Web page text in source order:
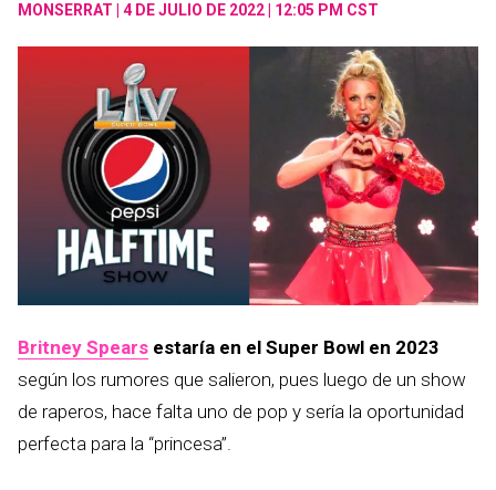
MONSERRAT 4 DE JULIO DE 2022 | 12:05 PM CST
Britney Spears estaría en el Super Bowl en 2023
según los rumores que salieron, pues luego de un show
de raperos, hace falta uno de pop y sería la oportunidad
perfecta para la “princesa”.